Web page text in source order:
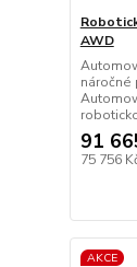
AWD
náročné
91
75 756
AKCE